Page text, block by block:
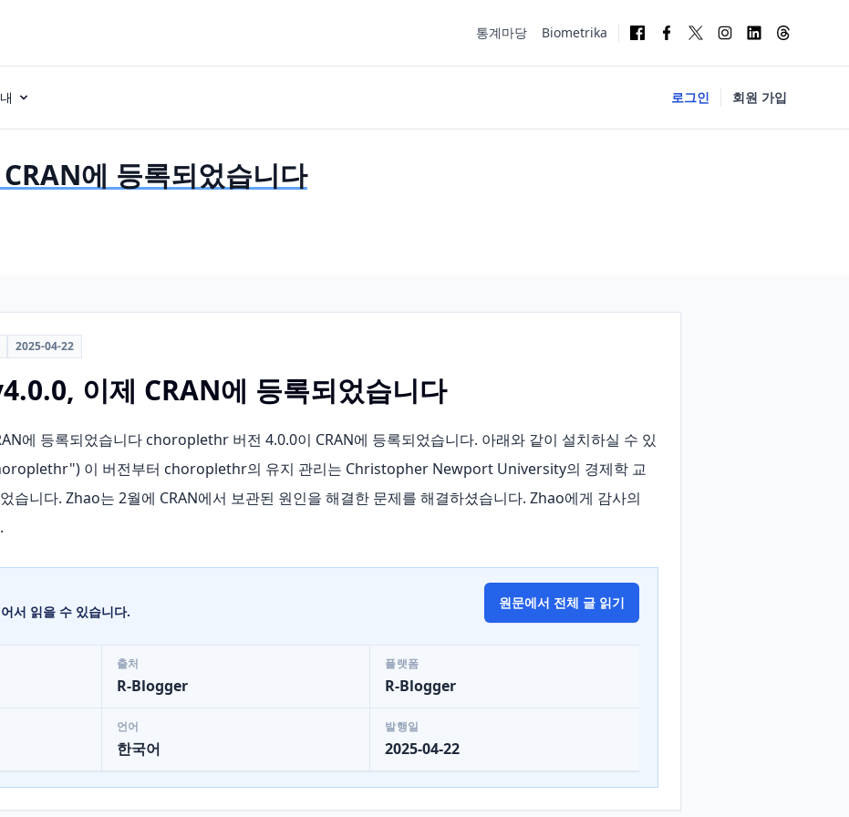
통계마당 Biometrika
로그인 회원 가입
에 등록되었습니다
2025-04-22
이제 CRAN에 등록되었습니다
에 등록되었습니다 choroplethr 버전 4.0.0이 CRAN에 등록되었습니다. 아래와 같이 설치하실 수 있
이 버전부터 choroplethr의 유지 관리는 Christopher Newport University의 경제학 교
습니다. Zhao는 2월에 CRAN에서 보관된 원인을 해결한 문제를 해결하셨습니다. Zhao에게 감사의
서 읽을 수 있습니다.
원문에서 전체 글 읽기
출처
R-Blogger
플랫폼
R-Blogger
언어
한국어
발행일
2025-04-22